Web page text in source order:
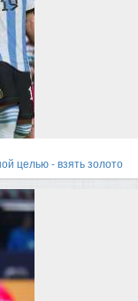
целью - взять золото